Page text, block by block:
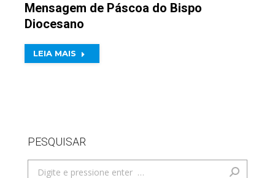
Mensagem de Páscoa do Bispo
Diocesano
LEIA MAIS
PESQUISAR
Search: